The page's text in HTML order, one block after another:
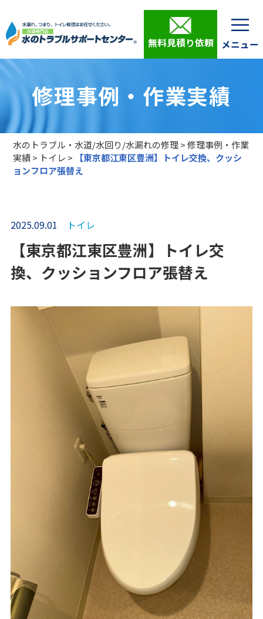
無料見積り依頼
修理事例・作業実績
水のトラブル・水道/水回り/水漏れの修理>修理事例・作業
実績> トイレ >
【東京都江東区豊洲】トイレ交換、クッシ
ョンフロア張替え
2025.09.01 トイレ
【東京都江東区豊洲】トイレ交
換、クッションフロア張替え